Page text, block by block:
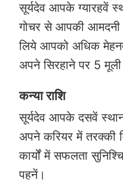
सूर्यदेव आपके ग्यारहवें
गोचर से आपकी आमदनी
लिये आपको अधिक
अपने सिरहाने पर 5
कन्या राशि
सूर्यदेव आपके दसवें
अपने करियर में तरक्की
कार्यों में सफलता
पहनें।